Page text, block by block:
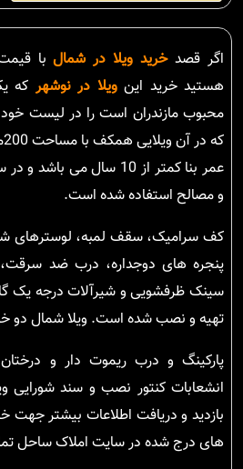
اگر قصدخرید ویلا در شمالبا
هستید خرید اینویلا در نوشهر که
عمر بنا کمتر از 10 سال
و مصالح استفاده شده است.
کف سرامیک، سقف لمبه، لوسترهای
پنجره های دوجداره، درب ضد سرقت،
سینک ظرفشویی و شیرآلات درجه یک
تهیه و نصب شده است. ویلا شمال دو
پارکینگ و درب ریموت دار و
انشعابات کنتور نصب و سند شورایی
بازدید و دریافت اطلاعات بیشتر جهت
های درج شده در سایت املاک ساحل